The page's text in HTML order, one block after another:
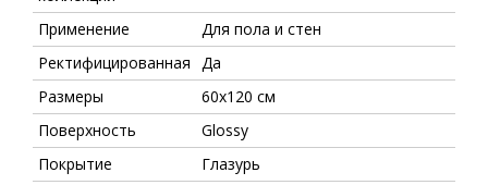
Применение
Для пола и стен
Ректифицированная Да
Размеры
60х120 см
Поверхность
Glossy
Покрытие
Глазурь